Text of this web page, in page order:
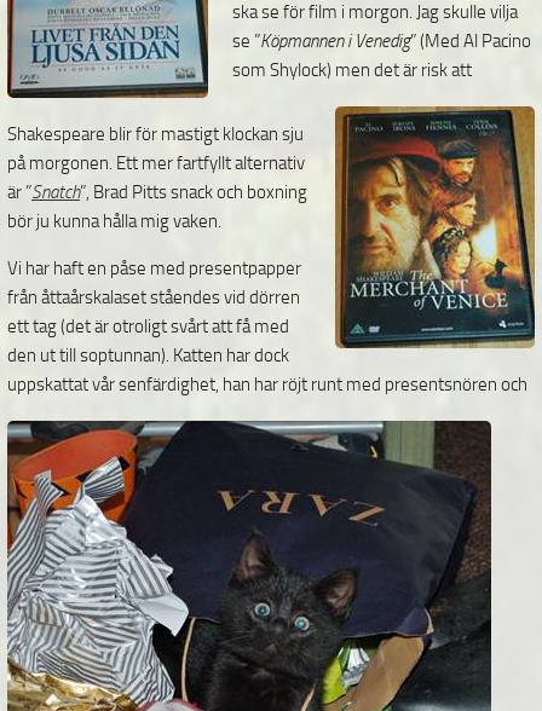
ska se för film i morgon. Jag skulle vilja
se ”Köpmannen i Venedig” (Med Al Pacino
som Shylock) men det är risk att
Shakespeare blir för mastigt klockan sju
på morgonen. Ett mer fartfyllt alternativ
är ”Snatch”, Brad Pitts snack och boxning
bör ju kunna hålla mig vaken.
Vi har haft en påse med presentpapper
från åttaårskalaset ståendes vid dörren
ett tag (det är otroligt svårt att få med
den ut till soptunnan). Katten har dock
uppskattat vår senfärdighet, han har röjt runt med presentsnören och